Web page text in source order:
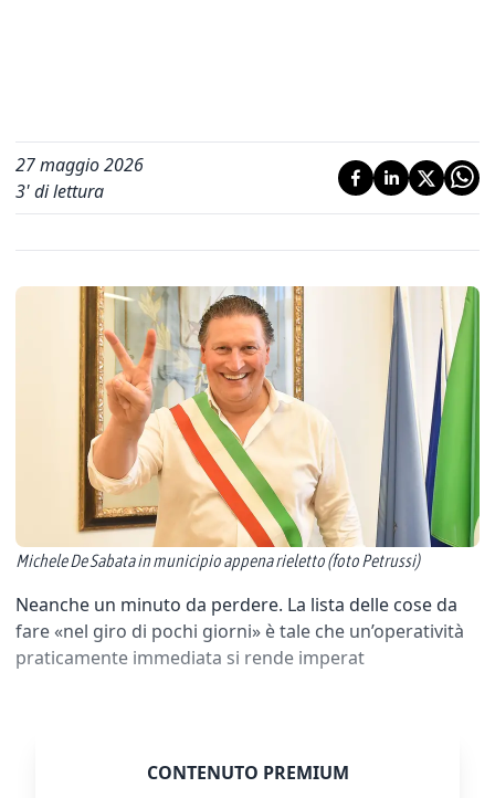
27 maggio 2026
3' di lettura
Michele De Sabata in municipio appena rieletto (foto Petrussi)
Neanche un minuto da perdere. La lista delle cose da
fare «nel giro di pochi giorni» è tale che un’operatività
praticamente immediata si rende imperat
CONTENUTO PREMIUM